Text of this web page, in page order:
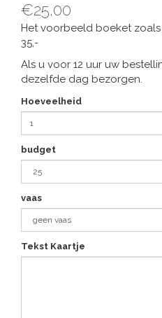
€25,00
Het voorbeeld boeket
35,-
Als u voor 12 uur uw
dezelfde dag bezorgen.
Hoeveelheid
budget
vaas
Tekst Kaartje